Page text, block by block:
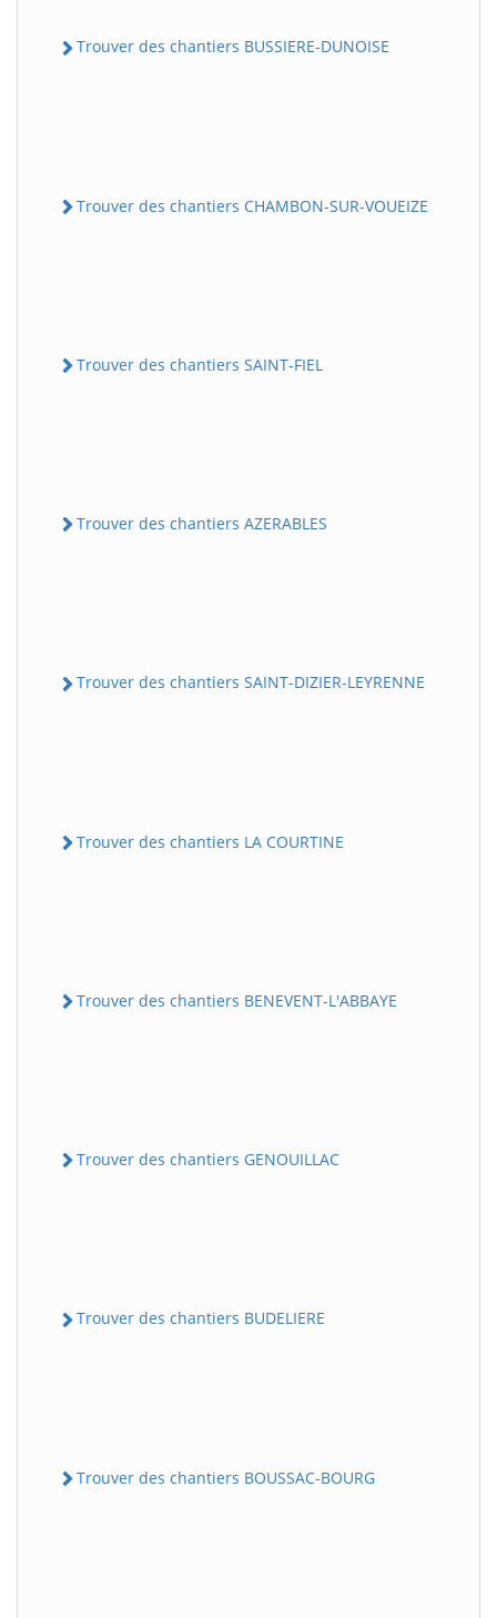
Trouver des chantiers BUSSIERE-DUNOISE
Trouver des chantiers CHAMBON-SUR-VOUEIZE
Trouver des chantiers SAINT-FIEL
Trouver des chantiers AZERABLES
Trouver des chantiers SAINT-DIZIER-LEYRENNE
Trouver des chantiers LA COURTINE
Trouver des chantiers BENEVENT-L'ABBAYE
Trouver des chantiers GENOUILLAC
Trouver des chantiers BUDELIERE
Trouver des chantiers BOUSSAC-BOURG